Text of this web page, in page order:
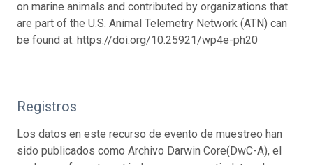
on marine animals and contributed by organizations that
are part of the U.S. Animal Telemetry Network (ATN) can
be found at: https://doi.org/10.25921/wp4e-ph20
Registros
Los datos en este recurso de evento de muestreo han
sido publicados como Archivo Darwin Core(DwC-A), el